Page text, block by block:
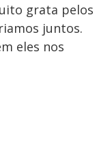
grata pelos
juntos.
eles nos